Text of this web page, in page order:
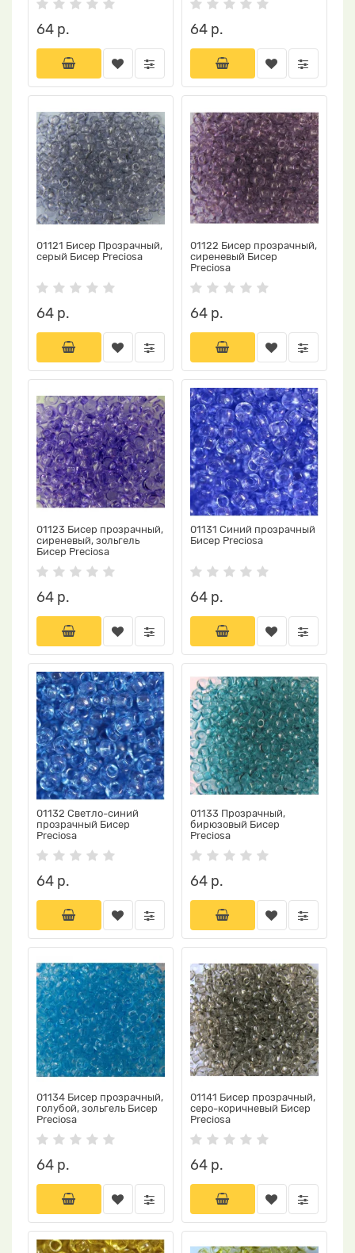
64 р. 64 р.
01121 Бисер Прозрачный,
серый Бисер Preciosa
64 р.
01122 Бисер прозрачный,
сиреневый Бисер
Preciosa
64 р.
01123 Бисер прозрачный,
сиреневый, зольгель
Бисер Preciosa
64 р.
01131 Синий прозрачный
Бисер Preciosa
64 р.
01132 Светло-синий
прозрачный Бисер
Preciosa
64 р.
01133 Прозрачный,
бирюзовый Бисер
Preciosa
64 р.
01134 Бисер прозрачный,
голубой, зольгель Бисер
Preciosa
64 р.
01141 Бисер прозрачный,
серо-коричневый Бисер
Preciosa
64 р.